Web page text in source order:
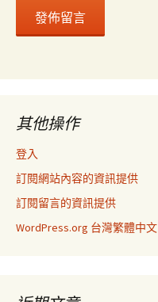
其他操作
登入
訂閱網站內容的資訊提供
訂閱留言的資訊提供
WordPress.org 台灣繁體中文